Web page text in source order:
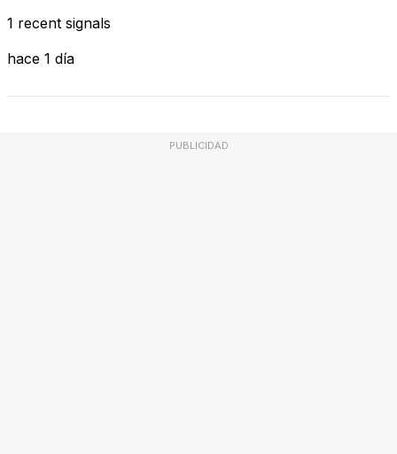
1 recent signals
hace 1 día
PUBLICIDAD